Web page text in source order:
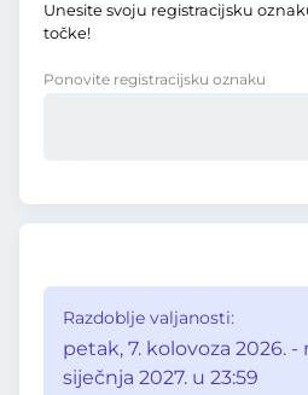
Unesite svoju registracijsku
točke!
Ponovite registracijsku oznaku
Razdoblje valjanosti:
petak, 7. kolovoza 2026. -
siječnja 2027. u 23:59